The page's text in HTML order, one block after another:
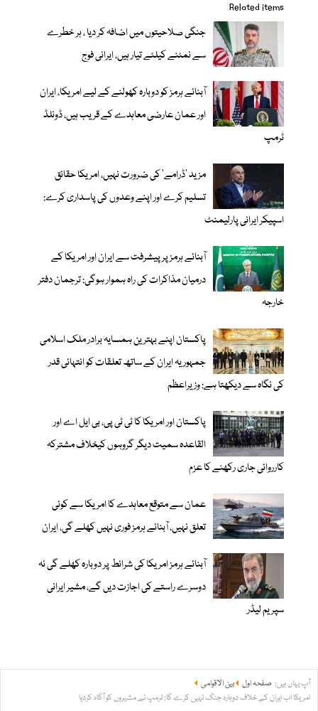
Related items
جنگی صلاحیتوں میں اضافہ کر دیا ، ہر خطرے
سے نمٹنے کیلئے تیار ہیں، ایرانی فوج
آبنائے ہرمز کو دوبارہ کھولنے کے لیے امریکا، ایران
اور عمان عارضی معاہدے کے قریب ہیں، ڈونلڈ
ٹرمپ
مزید 'ڈرامے' کی ضرورت نہیں، امریکا حقائق
تسلیم کرے اور اپنے وعدوں کی پاسداری کرے:
اسپیکر ایرانی پارلیمنٹ
آبنائے ہرمز پر پیشرفت سے ایران اور امریکا کے
درمیان مذاکرات کی راہ ہموار ہوگی: ترجمان دفتر
خارجہ
پاکستان اپنے بہترین ہمسایہ برادر ملک اسلامی
جمہوریہ ایران کے ساتھ تعلقات کو انتہائی قدر
کی نگاہ سے دیکھتا ہے: وزیراعظم
پاکستان اور امریکا کا ٹی ٹی پی، بی ایل اے اور
القاعدہ سمیت دیگر گروہوں کیخلاف مشترکہ
کارروائی جاری رکھنے کا عزم
عمان سے متوقع معاہدے کا امریکا سے کوئی
تعلق نہیں، آبنائے ہرمز فوری نہیں کھلے گی، ایران
آبنائے ہرمز امریکا کی شرائط پر دوبارہ کھلے گی نہ
دوسرے راستے کی اجازت دیں گے، مشیر ایرانی
سپریم لیڈر
آپ یہاں ہیں: صفحہ اول
بین الاقوامی
امریکا اب ایران کے خلاف دوبارہ جنگ نہیں کرے گا: ٹرمپ نے مشیروں کو آگاہ کردیا